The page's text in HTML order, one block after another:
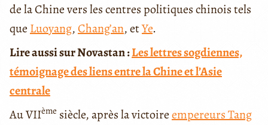
de la Chine vers les centres politiques chinois tels
que Luoyang,Chang’an, etYe.
Lire aussi sur Novastan :Les lettres sogdiennes,
témoignage des liens entre la Chine et l’Asie
centrale
Au VIIème siècle, après la victoireempereurs Tang